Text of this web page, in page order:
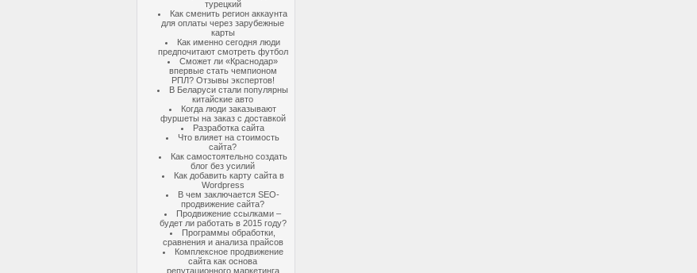
турецкий
Как сменить регион аккаунта
для оплаты через зарубежные
карты
Как именно сегодня люди
предпочитают смотреть футбол
Сможет ли «Краснодар»
впервые стать чемпионом
РПЛ? Отзывы экспертов!
В Беларуси стали популярны
китайские авто
Когда люди заказывают
фуршеты на заказ с доставкой
Разработка сайта
Что влияет на стоимость
сайта?
Как самостоятельно создать
блог без усилий
Как добавить карту сайта в
Wordpress
В чем заключается SEO-
продвижение сайта?
Продвижение ссылками –
будет ли работать в 2015 году?
Программы обработки,
сравнения и анализа прайсов
Комплексное продвижение
сайта как основа
репутационного маркетинга